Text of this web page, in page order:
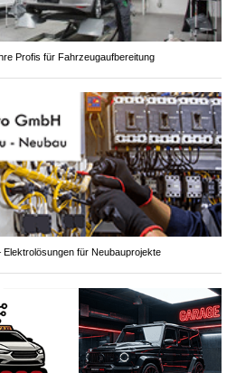
Profis für Fahrzeugaufbereitung
für Neubauprojekte